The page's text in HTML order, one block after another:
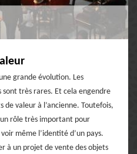
grande évolution. Les
sont très rares. Et cela engendre
de valeur à l’ancienne. Toutefois,
rôle très important pour
même l’identité d’un pays.
à un projet de vente des objets